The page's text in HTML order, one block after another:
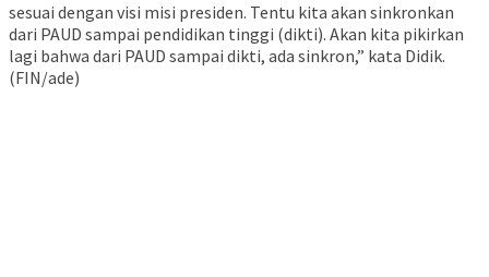
sesuai dengan visi misi presiden. Tentu kita akan sinkronkan
dari PAUD sampai pendidikan tinggi (dikti). Akan kita pikirkan
lagi bahwa dari PAUD sampai dikti, ada sinkron,” kata Didik.
(FIN/ade)